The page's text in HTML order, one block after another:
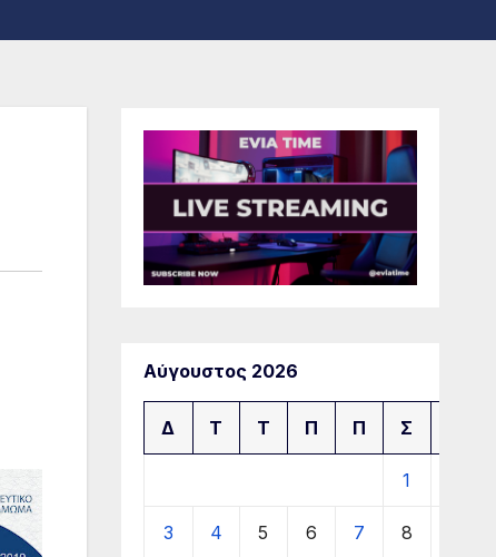
Αύγουστος 2026
Δ Τ Τ Π Π Σ
1
3 4 5 6 7 8